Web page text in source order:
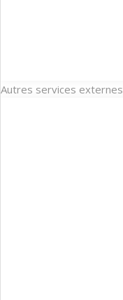
Autres services externes